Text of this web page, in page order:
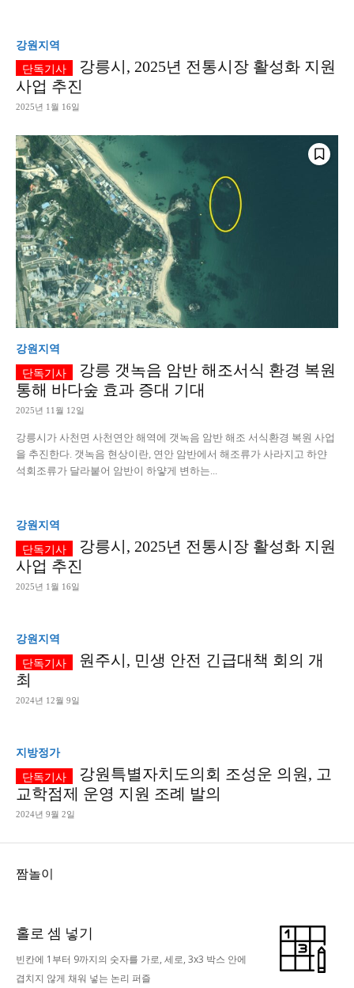
강원지역
강릉시, 2025년 전통시장 활성화 지원
사업 추진
2025년 1월 16일
강원지역
강릉 갯녹음 암반 해조서식 환경 복원
통해 바다숲 효과 증대 기대
2025년 11월 12일
강릉시가 사천면 사천연안 해역에 갯녹음 암반 해조 서식환경 복원 사업
을 추진한다. 갯녹음 현상이란, 연안 암반에서 해조류가 사라지고 하얀
석회조류가 달라붙어 암반이 하얗게 변하는...
강원지역
강릉시, 2025년 전통시장 활성화 지원
사업 추진
2025년 1월 16일
강원지역
원주시, 민생 안전 긴급대책 회의 개
최
2024년 12월 9일
지방정가
강원특별자치도의회 조성운 의원, 고
교학점제 운영 지원 조례 발의
2024년 9월 2일
짬놀이
홀로 셈 넣기
빈칸에 1부터 9까지의 숫자를 가로, 세로, 3x3 박스 안에
겹치지 않게 채워 넣는 논리 퍼즐